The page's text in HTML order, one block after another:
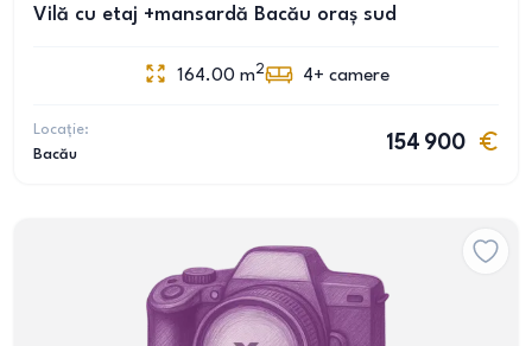
Vilă cu etaj +mansardă Bacău oraș sud
164.00 m2 4+ camere
Locație:
Bacău
154 900